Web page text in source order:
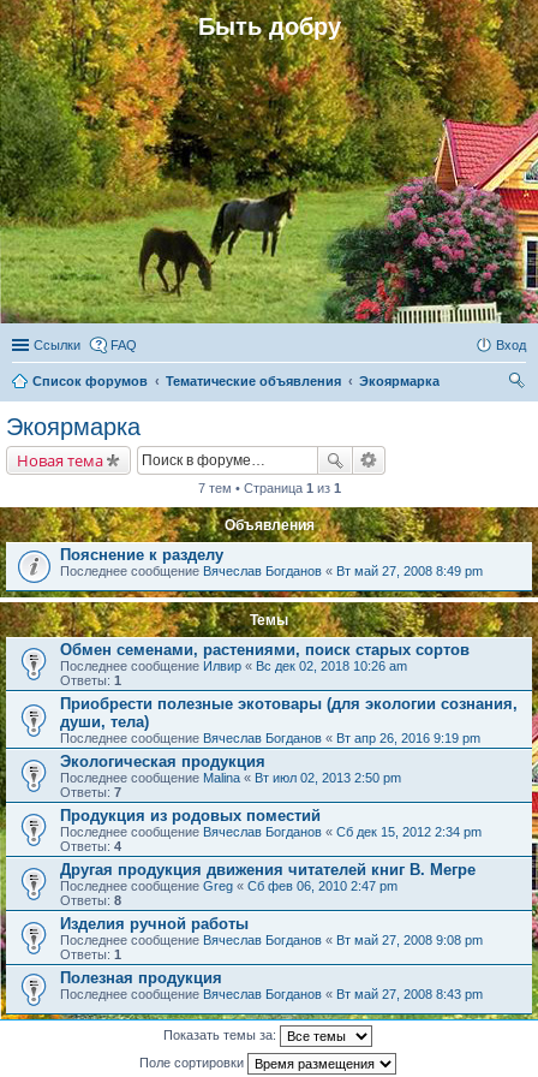
Быть добру
Ссылки FAQ Вход
Список форумов Тематические объявления
Экоярмарка
Экоярмарка
Новая тема
7 тем • Страница 1 из 1
Объявления
Пояснение к разделу
Последнее сообщение Вячеслав Богданов « Вт май 27, 2008 8:49 pm
Темы
Обмен семенами, растениями, поиск старых сортов
Последнее сообщение Илвир « Вс дек 02, 2018 10:26 am
Ответы: 1
Приобрести полезные экотовары (для экологии сознания,
души, тела)
Последнее сообщение Вячеслав Богданов « Вт апр 26, 2016 9:19 pm
Экологическая продукция
Последнее сообщение Malina « Вт июл 02, 2013 2:50 pm
Ответы: 7
Продукция из родовых поместий
Последнее сообщение Вячеслав Богданов « Сб дек 15, 2012 2:34 pm
Ответы: 4
Другая продукция движения читателей книг В. Мегре
Последнее сообщение Greg « Сб фев 06, 2010 2:47 pm
Ответы: 8
Изделия ручной работы
Последнее сообщение Вячеслав Богданов « Вт май 27, 2008 9:08 pm
Ответы: 1
Полезная продукция
Последнее сообщение Вячеслав Богданов « Вт май 27, 2008 8:43 pm
Показать темы за:
Поле сортировки